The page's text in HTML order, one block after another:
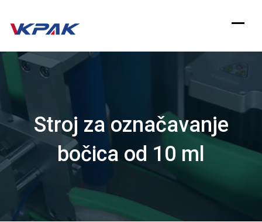
Preskoči
Stroj za označavanje
bočica od 10 ml